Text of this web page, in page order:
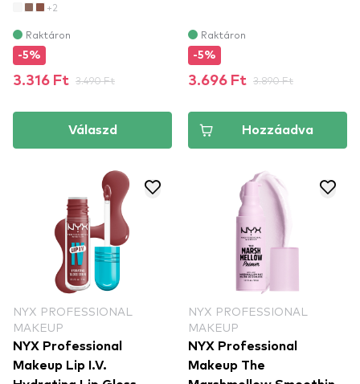
+2
Raktáron
-5%
3.316 Ft 3.490 Ft
Válaszd
Raktáron
-5%
3.696 Ft 3.890 Ft
Hozzáadva
NYX PROFESSIONAL
MAKEUP
NYX Professional
Makeup Lip I.V.
NYX PROFESSIONAL
MAKEUP
NYX Professional
Makeup The